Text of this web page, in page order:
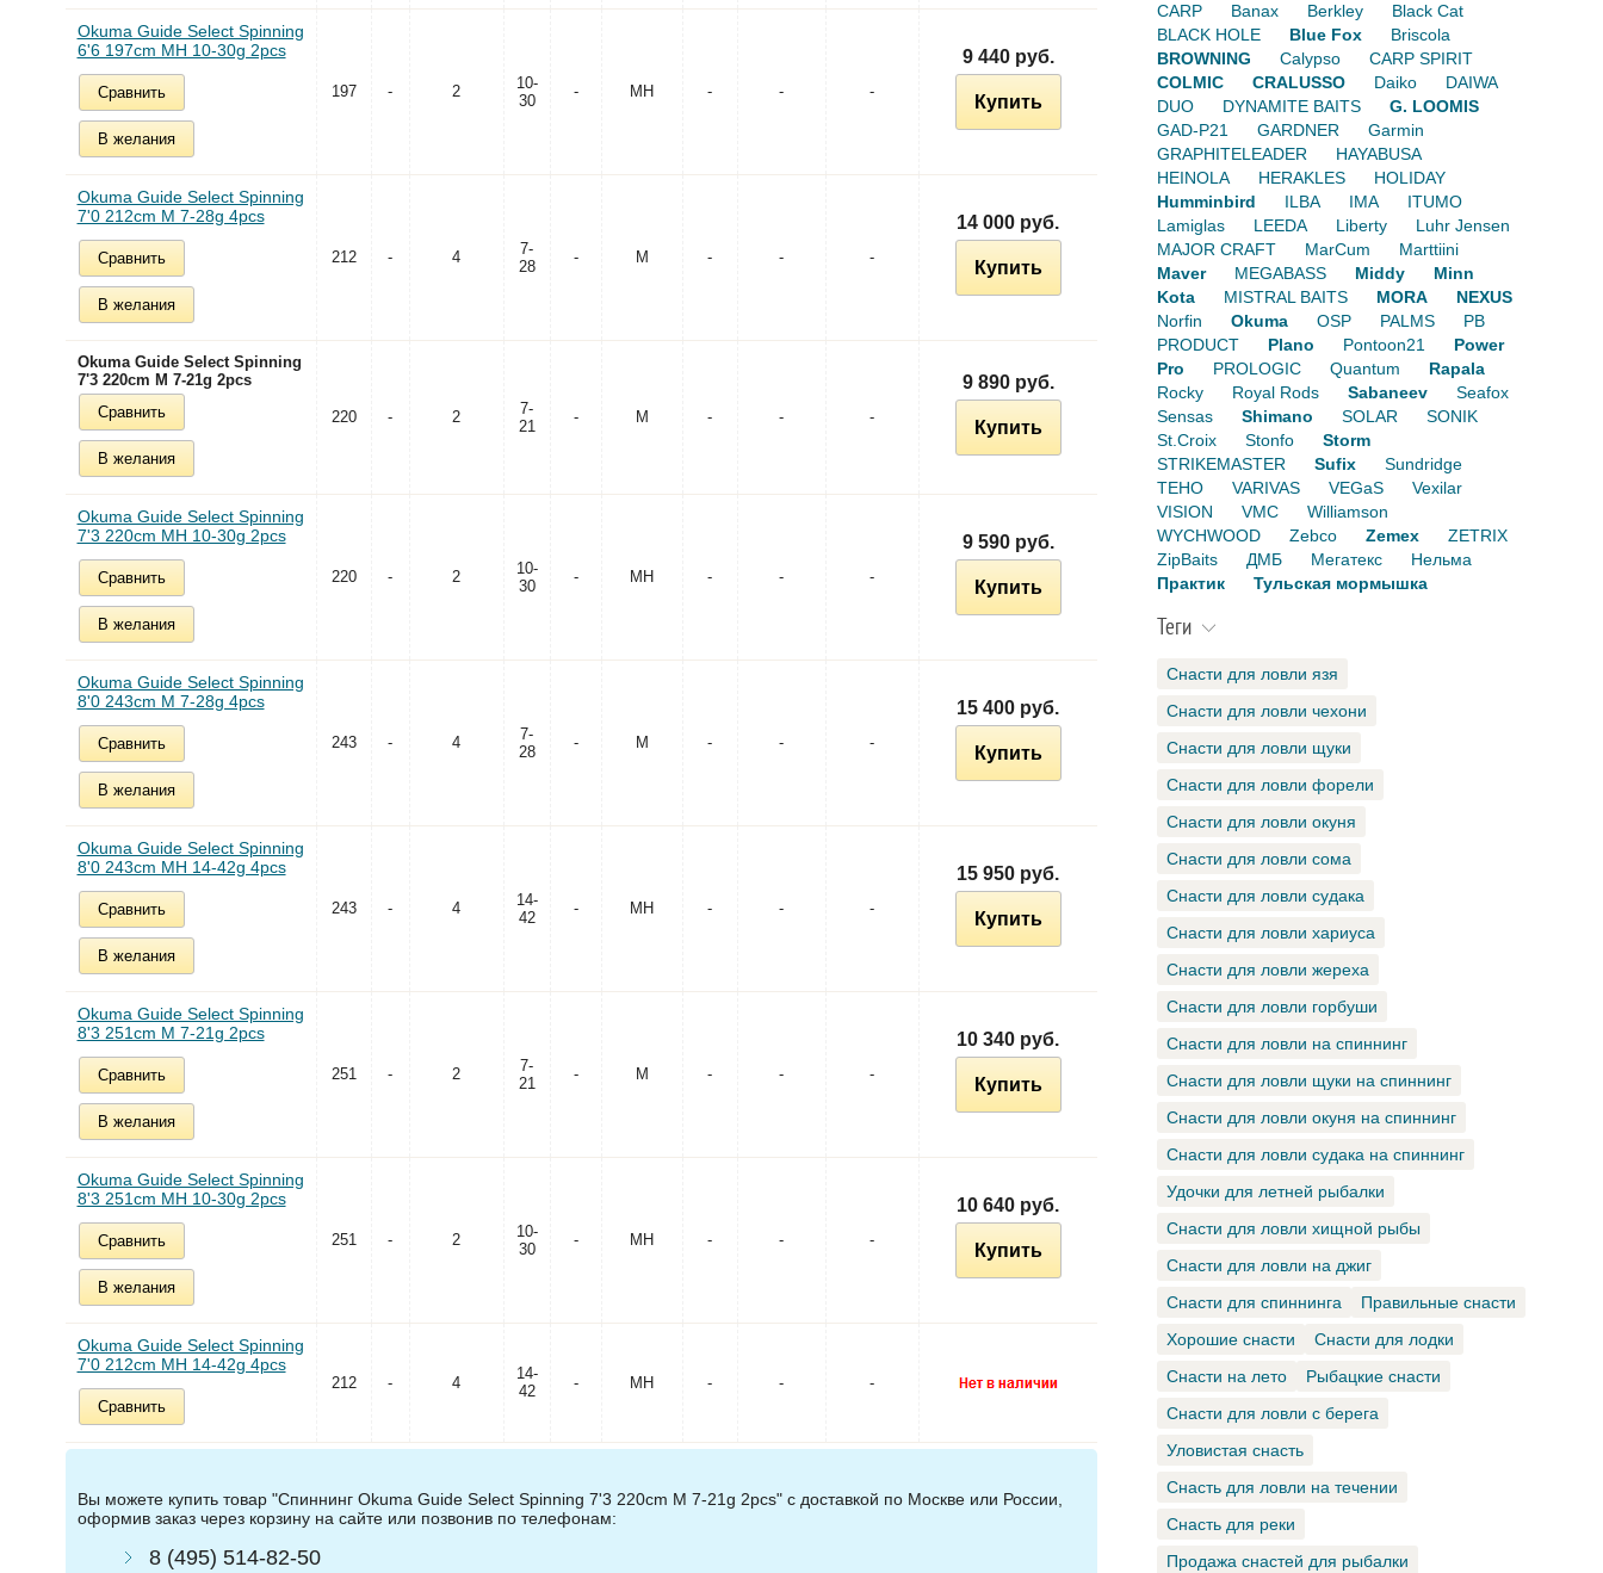
Okuma Guide Select Spinning
6'6 197cm MH 10-30g 2pcs
Сравнить
В желания
197 - 2
10-
30
- MH - - -
9 440 руб.
Купить
Okuma Guide Select Spinning
7'0 212cm M 7-28g 4pcs
Сравнить
В желания
212 - 4
7-
28
- M - - -
14 000 руб.
Купить
Okuma Guide Select Spinning
7'3 220cm M 7-21g 2pcs
Сравнить
В желания
220 - 2
7-
21
- M - - -
9 890 руб.
Купить
Okuma Guide Select Spinning
7'3 220cm MH 10-30g 2pcs
Сравнить
В желания
220 - 2
10-
30
- MH - - -
9 590 руб.
Купить
Okuma Guide Select Spinning
8'0 243cm M 7-28g 4pcs
Сравнить
В желания
243 - 4
7-
28
- M - - -
15 400 руб.
Купить
Okuma Guide Select Spinning
8'0 243cm MH 14-42g 4pcs
Сравнить
В желания
243 - 4
14-
42
- MH - - -
15 950 руб.
Купить
Okuma Guide Select Spinning
8'3 251cm M 7-21g 2pcs
Сравнить
В желания
251 - 2
7-
21
- M - - -
10 340 руб.
Купить
Okuma Guide Select Spinning
8'3 251cm MH 10-30g 2pcs
Сравнить
В желания
251 - 2
10-
30
- MH - - -
10 640 руб.
Купить
Okuma Guide Select Spinning
7'0 212cm MH 14-42g 4pcs
Сравнить
212 - 4
14-
42
- MH - - -
Вы можете купить товар "Спиннинг Okuma Guide Select Spinning 7'3 220cm M 7-21g 2pcs" с доставкой по Москве или России,
оформив заказ через корзину на сайте или позвонив по телефонам:
8 (495) 514-82-50
CARP
Banax Berkley
Black Cat
BLACK HOLE
Blue Fox
Briscola
BROWNING
Calypso
CARP SPIRIT
COLMIC
CRALUSSO Daiko
DAIWA
DUO
DYNAMITE BAITS
G. LOOMIS
GAD-P21
GARDNER
Garmin
GRAPHITELEADER
HAYABUSA
HEINOLA
HERAKLES
HOLIDAY
Humminbird
ILBA IMA
ITUMO
Lamiglas
LEEDA Liberty
Luhr Jensen
MAJOR CRAFT
MarCum
Marttiini
Maver
MEGABASS Middy
Minn
Kota
MISTRAL BAITS MORA
NEXUS
Norfin
Okuma OSP PALMS
PB
PRODUCT
Plano Pontoon21
Power
Pro
PROLOGIC Quantum
Rapala
Rocky
Royal Rods Sabaneev
Seafox
Sensas
Shimano SOLAR
SONIK
St.Croix
Stonfo
Storm
STRIKEMASTER
Sufix
Sundridge
TEHO
VARIVAS VEGaS
Vexilar
VISION
VMC
Williamson
WYCHWOOD
Zebco Zemex
ZETRIX
ZipBaits
ДМБ Мегатекс
Нельма
Практик
Тульская мормышка
Теги
Снасти для ловли язя
Снасти для ловли чехони
Снасти для ловли щуки
Снасти для ловли форели
Снасти для ловли окуня
Снасти для ловли сома
Снасти для ловли судака
Снасти для ловли хариуса
Снасти для ловли жереха
Снасти для ловли горбуши
Снасти для ловли на спиннинг
Снасти для ловли щуки на спиннинг
Снасти для ловли окуня на спиннинг
Снасти для ловли судака на спиннинг
Удочки для летней рыбалки
Снасти для ловли хищной рыбы
Снасти для ловли на джиг
Снасти для спиннинга
Правильные снасти
Хорошие снасти
Снасти для лодки
Снасти на лето
Рыбацкие снасти
Снасти для ловли с берега
Уловистая снасть
Снасть для ловли на течении
Снасть для реки
Продажа снастей для рыбалки